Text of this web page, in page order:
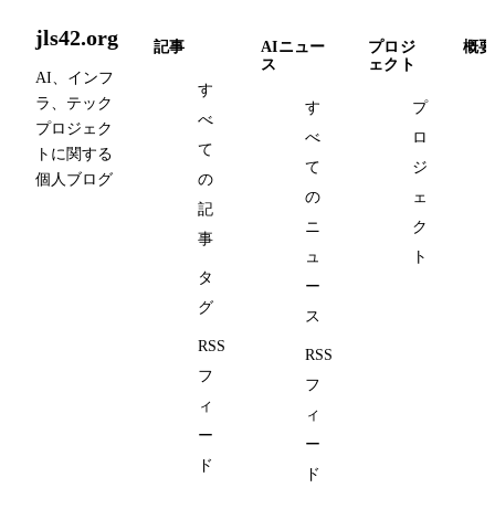
jls42.org
AI、インフ
ラ、テック
プロジェク
トに関する
個人ブログ
記事
す
べ
て
の
記
事
タ
グ
RSS
フ
ィ
ー
ド
AIニュー
ス
す
べ
て
の
ニ
ュ
ー
ス
RSS
フ
ィ
ー
ド
プロジ
ェクト
プ
ロ
ジ
ェ
ク
ト
概要